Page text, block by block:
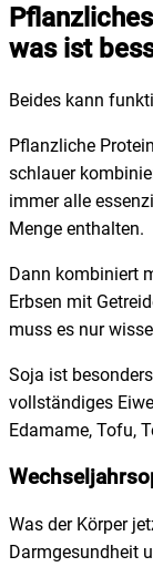
was ist
Beides kann
Pflanzliche
schlauer
immer alle
Menge enthalten.
Dann kombiniert
Erbsen mit
muss es nur
Soja ist
vollständiges
Edamame, Tofu,
Was der Körper
Darmgesundheit